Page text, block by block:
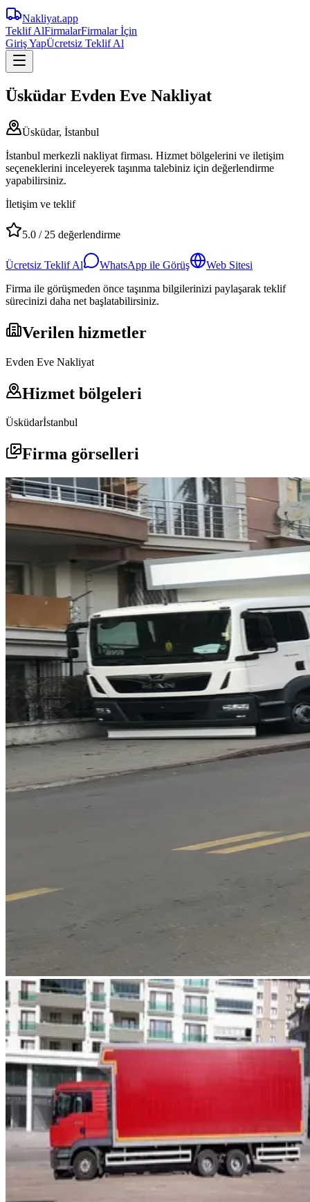
Nakliyat.app
Teklif AlFirmalarFirmalar İçin
Giriş YapÜcretsiz Teklif Al
Üsküdar Evden Eve Nakliyat
Üsküdar, İstanbul
İstanbul merkezli nakliyat firması. Hizmet bölgelerini ve iletişim
seçeneklerini inceleyerek taşınma talebiniz için değerlendirme
yapabilirsiniz.
İletişim ve teklif
5.0 / 25 değerlendirme
Ücretsiz Teklif Al WhatsApp ile Görüş
Web Sitesi
Firma ile görüşmeden önce taşınma bilgilerinizi paylaşarak teklif
sürecinizi daha net başlatabilirsiniz.
Verilen hizmetler
Evden Eve Nakliyat
Hizmet bölgeleri
Üsküdarİstanbul
Firma görselleri